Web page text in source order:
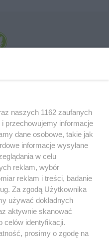
Serwis Informacyjny Miasta
HOSTING
FACEBOOK KONTAKT
Muzyka i kultura
Archiwum wydarzeń
naszych 1162 zaufanych
przechowujemy informacje
dane osobowe, takie jak
informacje wysyłane
w celu
reklam, wybór
reklam i treści, badanie
Za zgodą Użytkownika
używać dokładnych
aktywnie skanować
celów identyfikacji.
prosimy o zgodę na